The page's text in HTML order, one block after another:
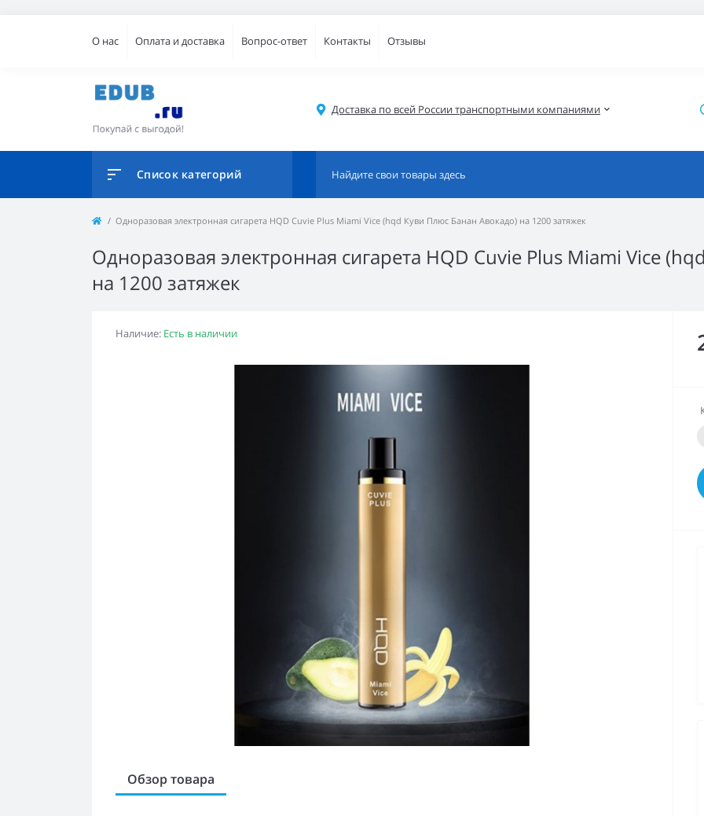
О нас Оплата и доставка Вопрос-ответ Контакты Отзывы
Доставка по всей России транспортными компаниями
Список категорий
Одноразовая электронная сигарета HQD Cuvie Plus Miami Vice (hqd Куви Плюс Банан Авокадо) на 1200 затяжек
Одноразовая электронная сигарета HQD Cuvie Plus Miami Vice
на 1200 затяжек
Наличие: Есть в наличии
Обзор товара